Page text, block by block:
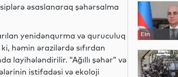
əsaslanaraq şəhərsalma
yenidənqurma və quruculuq
həmin ərazilərdə sıfırdan
layihələndirilir. “Ağıllı şəhər” və
istifadəsi və ekoloji
Elm